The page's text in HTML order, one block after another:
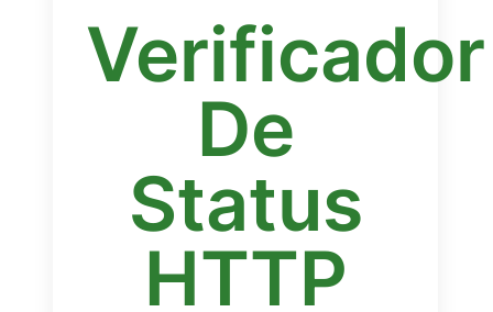
Verificador
De
Status
HTTP